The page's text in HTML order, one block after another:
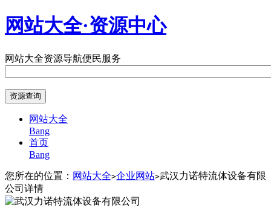
网站大全·资源中心
网站大全资源导航便民服务
网站大全
Bang
首页
Bang
您所在的位置： 网站大全>企业网站>武汉力诺特流体设备有限
公司详情